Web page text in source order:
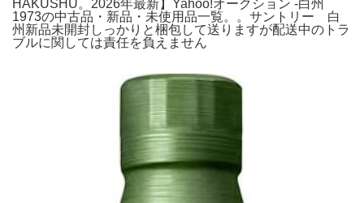
HAKUSHU。2026年最新】Yahoo!オークション -白州
1973の中古品・新品・未使用品一覧。。サントリー 白
州新品未開封しっかりと梱包して送りますが配送中のトラ
ブルに関しては責任を負えません